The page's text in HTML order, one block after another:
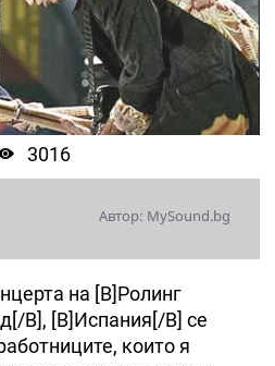
3016
Автор: MySound.bg
на [B]Ролинг
B], [B]Испания[/B] се
които я